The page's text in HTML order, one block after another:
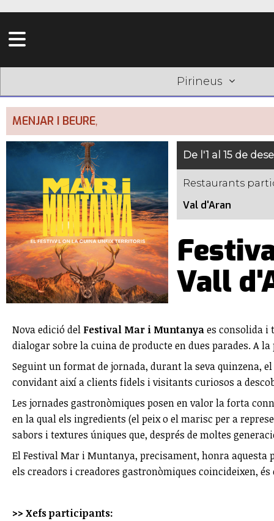
Pirineus
MENJAR I BEURE,
De l'1 al 15 de
Restaurants
Val d'Aran
Vall
Nova edició del Festival Mar i Muntanyaes consolida i
dialogar sobre la cuina de producte en dues parades. A
Seguint un format de jornada, durant la seva
convidant així a clients fidels i visitants curiosos a
Les jornades gastronòmiques posen en valor la forta
en la qual els ingredients (el peix o el marisc per a
sabors i textures úniques que, després de moltes
El Festival Mar i Muntanya, precisament, honra
els creadors i creadores gastronòmiques coincideixen,
>> Xefs participants: